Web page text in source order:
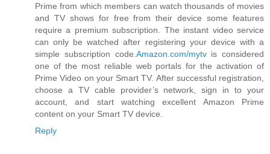
Prime from which members can watch thousands of movies
and TV shows for free from their device some features
require a premium subscription. The instant video service
can only be watched after registering your device with a
simple subscription code. Amazon.com/mytvis considered
one of the most reliable web portals for the activation of
Prime Video on your Smart TV. After successful registration,
choose a TV cable provider’s network, sign in to your
account, and start watching excellent Amazon Prime
content on your Smart TV device.
Reply